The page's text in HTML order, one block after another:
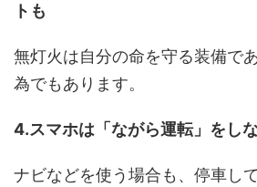
トも
無灯火は自分の命を守る装備で
為でもあります。
4.スマホは「ながら運転」をし
ナビなどを使う場合も、停車し